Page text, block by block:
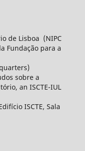
de Lisboa (NIPC
Fundação para a
sobre a
an ISCTE-IUL
ISCTE, Sala